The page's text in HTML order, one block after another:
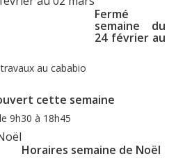
Fermé
semaine du
24 février au
au cababio
cette semaine
9h30 à 18h45
Horaires semaine de Noël